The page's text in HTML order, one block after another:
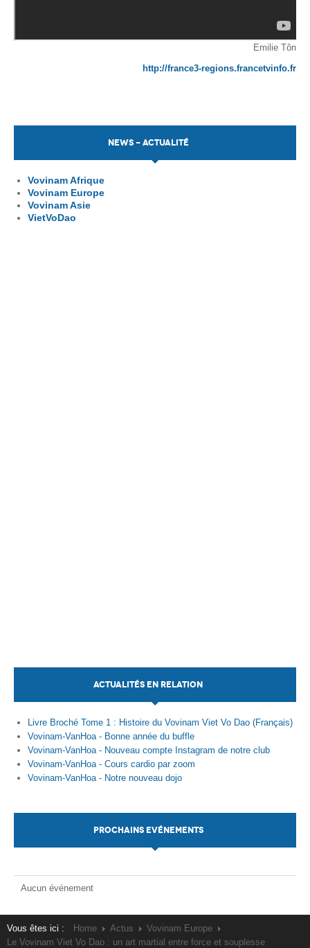
Emilie Tôn
http://france3-regions.francetvinfo.fr
NEWS - ACTUALITÉ
Vovinam Afrique
Vovinam Europe
Vovinam Asie
VietVoDao
ACTUALITÉS EN RELATION
Livre Broché Tome 1 : Histoire du Vovinam Viet Vo Dao (Français)
Vovinam-VanHoa - Bonne année du buffle
Vovinam-VanHoa - Nouveau compte Instagram de notre club
Vovinam-VanHoa - Cours cardio par zoom
Vovinam-VanHoa - Notre nouveau dojo
PROCHAINS EVÉNEMENTS
Aucun événement
Vous êtes ici : Home Actus
Vovinam Europe
Le Vovinam Viet Vo Dao : un art martial entre force et souplesse